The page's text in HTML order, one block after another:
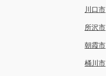
川口市
所沢市
朝霞市
桶川市